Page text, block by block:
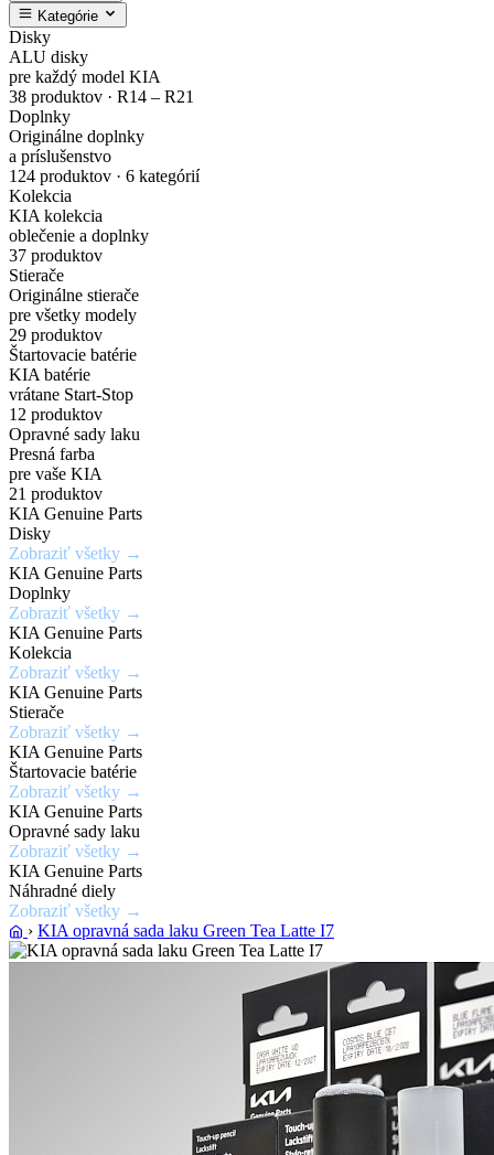
Kategórie
Zaregistruj
sa
a
nakupuj
originálne
príslušenstvo
za
výhodné
ceny
Získaj
výhody,
ktoré
inde
nedostaneš
Zaregistrovať
sa
Kompletný
cenník
originálnych
náhradných
dielov
Zadajte
originálne
číslo
dielu
a
zistite
aktuálnu
cenu
a
dostupnosť
Vyhľadať
diel
EV4
Zliatinový
disk
Gisa
Bicolour
7,5Jx19H2
/
5x114,3mm
/
ET52
Kúpiť
teraz
MODE3
Nabíjacie
káble
pre
elektrické
a
PHEV
vozidlá
Mimoriadne
odolné
voči
krúteniu
alebo
ohýbaniu
Zobraziť
ponuku
Sada
bezpečnostných
matíc
Dark
Chrome
Chráň
svoje
kolesá
s
istotou
a
eleganciou
Kúpiť
teraz
Opravné
sady
laku
karosérie
v
širokej
škále
odtieňov
Ideálne
riešenie
pre
rýchle
a
jednoduché
opravy
drobných
poškodení
laku
karosérie
Zobraziť
ponuku
Disky
ALU disky
pre každý model KIA
38 produktov · R14 – R21
Doplnky
Originálne doplnky
a príslušenstvo
124 produktov · 6 kategórií
Kolekcia
KIA kolekcia
oblečenie a doplnky
37 produktov
Stierače
Originálne stierače
pre všetky modely
29 produktov
Štartovacie batérie
KIA batérie
vrátane Start-Stop
12 produktov
Opravné sady laku
Presná farba
pre vaše KIA
21 produktov
KIA Genuine Parts
Disky
Zobraziť všetky →
KIA Genuine Parts
Doplnky
Zobraziť všetky →
KIA Genuine Parts
Kolekcia
Zobraziť všetky →
KIA Genuine Parts
Stierače
Zobraziť všetky →
KIA Genuine Parts
Štartovacie batérie
Zobraziť všetky →
KIA Genuine Parts
Opravné sady laku
Zobraziť všetky →
KIA Genuine Parts
Náhradné diely
Zobraziť všetky →
› KIA opravná sada laku Green Tea Latte I7